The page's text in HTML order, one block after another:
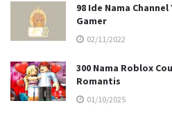
98 Ide Nama
Gamer
02/11/2022
300 Nama Roblox
Romantis
01/10/2025